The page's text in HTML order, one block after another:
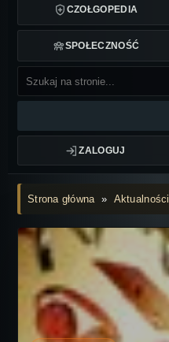
CZOŁGOPEDIA
SPOŁECZNOŚĆ
ZALOGUJ
Strona główna» Aktualności